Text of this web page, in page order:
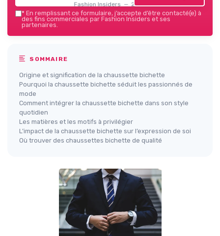
Fashion Insiders — 2026
* En remplissant ce formulaire, j’accepte d’être contacté(e) à
des fins commerciales par Fashion Insiders et ses
partenaires.
SOMMAIRE
Origine et signification de la chaussette bichette
Pourquoi la chaussette bichette séduit les passionnés de
mode
Comment intégrer la chaussette bichette dans son style
quotidien
Les matières et les motifs à privilégier
L’impact de la chaussette bichette sur l’expression de soi
Où trouver des chaussettes bichette de qualité